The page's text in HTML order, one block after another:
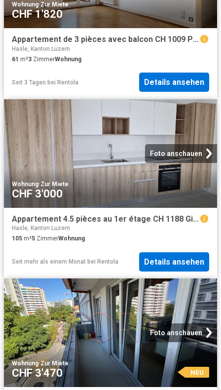
Wohnung·Zur Miete
CHF 1'820
Appartement de 3 pièces avec balcon CH 1009 Pully, Avenue de Lavaux 68 B CHF 1'820. /mois + ch
Hasle, Kanton Luzern
61 m²3 ZimmerWohnung
Seit 3 Tagen bei Rentola Details ansehen
Foto anschauen
Wohnung·Zur Miete
CHF 3'000
Appartement 4.5 pièces au 1er étage CH 1188 Gimel, Rue du Moulinet 1 CHF 3'000. /mois + ch
Hasle, Kanton Luzern
105 m²5 ZimmerWohnung
Seit mehr als einem Monat bei Rentola Details ansehen
Foto anschauen
Wohnung·Zur Miete
CHF 3'470 NEU